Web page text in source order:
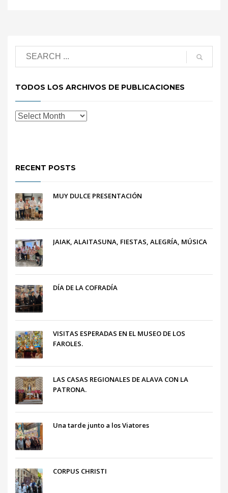
TODOS LOS ARCHIVOS DE PUBLICACIONES
RECENT POSTS
MUY DULCE PRESENTACIÓN
JAIAK, ALAITASUNA, FIESTAS, ALEGRÍA, MÚSICA
DÍA DE LA COFRADÍA
VISITAS ESPERADAS EN EL MUSEO DE LOS
FAROLES.
LAS CASAS REGIONALES DE ALAVA CON LA
PATRONA.
Una tarde junto a los Viatores
CORPUS CHRISTI